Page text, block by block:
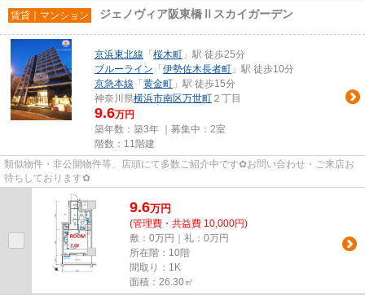
賃貸｜マンション ジェノヴィア阪東橋Ⅱスカイガーデン
京浜東北線 「 桜木町 」駅 徒歩25分
ブルーライン 「 伊勢佐木長者町 」駅 徒歩10分
京急本線 「 黄金町 」駅 徒歩15分
神奈川県横浜市南区万世町 ２丁目
9.6万円
築年数：築3年 ｜募集中： 2室
階数：11階建
類似物件・非公開物件等、店頭にて多数ご紹介中です✿お問い合わせ・ご来店お
待ちしております✿
9.6万円
(管理費・共益費 10,000円)
敷：0万円｜礼：0万円
所在階：10階
間取り：1K
面積：26.30㎡